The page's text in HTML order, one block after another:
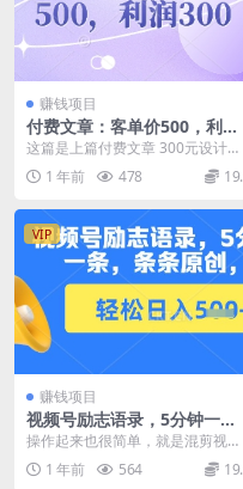
赚钱项目
付费文章：客单价500，利润3
00
这篇是上篇付费文章 300元设计出2
0个新品！的续集， 记录做产品过
程中的一些思...
1 年前 478
VIP
赚钱项目
视频号励志语录，5分钟一
条，条条原创，轻松日入500+
操作起来也很简单，就是混剪视
频，文案配音都可以用软件做，没
有门槛，新人小白都能操...
1 年前 564